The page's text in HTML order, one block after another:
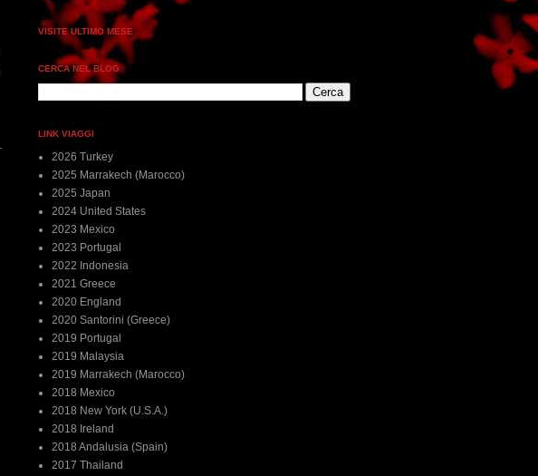
VISITE ULTIMO MESE
CERCA NEL BLOG
LINK VIAGGI
2026 Turkey
2025 Marrakech (Marocco)
2025 Japan
2024 United States
2023 Mexico
2023 Portugal
2022 Indonesia
2021 Greece
2020 England
2020 Santorini (Greece)
2019 Portugal
2019 Malaysia
2019 Marrakech (Marocco)
2018 Mexico
2018 New York (U.S.A.)
2018 Ireland
2018 Andalusia (Spain)
2017 Thailand